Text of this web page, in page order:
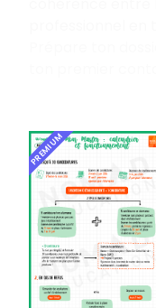
PREMIUM